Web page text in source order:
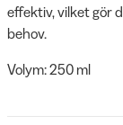
effektiv, vilket gör
behov.
Volym: 250 ml